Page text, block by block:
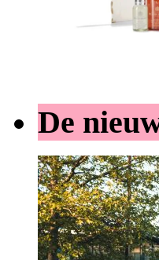
De